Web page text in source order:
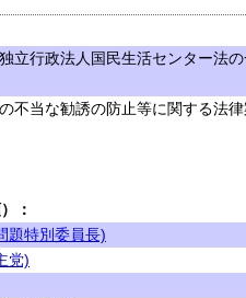
立行政法人国民生活センター法
不当な勧誘の防止等に関する法
：
題特別委員長)
党)